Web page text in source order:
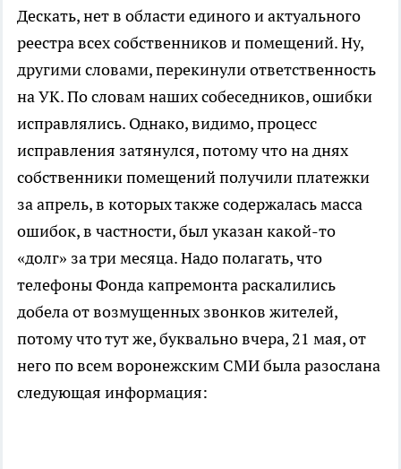
Дескать, нет в области единого и актуального
реестра всех собственников и помещений. Ну,
другими словами, перекинули ответственность
на УК. По словам наших собеседников, ошибки
исправлялись. Однако, видимо, процесс
исправления затянулся, потому что на днях
собственники помещений получили платежки
за апрель, в которых также содержалась масса
ошибок, в частности, был указан какой-то
«долг» за три месяца. Надо полагать, что
телефоны Фонда капремонта раскалились
добела от возмущенных звонков жителей,
потому что тут же, буквально вчера, 21 мая, от
него по всем воронежским СМИ была разослана
следующая информация: